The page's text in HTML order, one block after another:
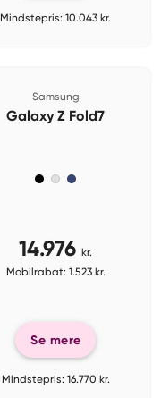
Mindstepris: 10.043 kr.
Samsung
Galaxy Z Fold7
14.976 kr.
Mobilrabat: 1.523 kr.
Se mere
Mindstepris: 16.770 kr.